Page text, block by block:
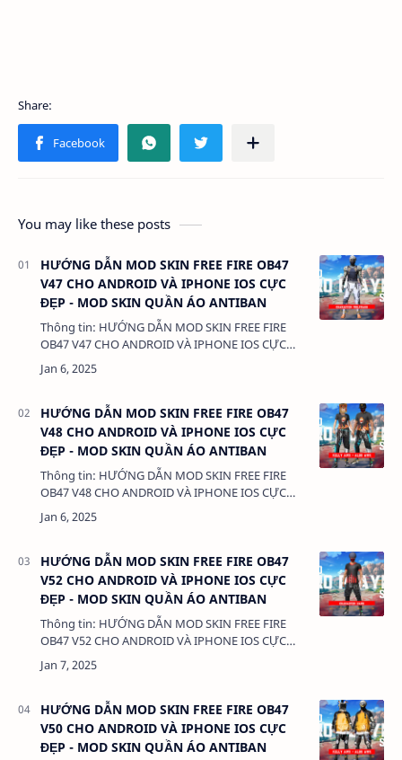
You may like these posts
HƯỚNG DẪN MOD SKIN FREE FIRE OB47
V47 CHO ANDROID VÀ IPHONE IOS CỰC
ĐẸP - MOD SKIN QUẦN ÁO ANTIBAN
Thông tin: HƯỚNG DẪN MOD SKIN FREE FIRE
OB47 V47 CHO ANDROID VÀ IPHONE IOS CỰC
ĐẸP - MOD SKIN QUẦN ÁO ANTIBAN Dung
lượng: 3MB Chức năng: - MOD SKIN QUẦN ÁO -
HƯỚNG DẪN MOD SKIN FREE FIRE OB47
V48 CHO ANDROID VÀ IPHONE IOS CỰC
ĐẸP - MOD SKIN QUẦN ÁO ANTIBAN
Thông tin: HƯỚNG DẪN MOD SKIN FREE FIRE
OB47 V48 CHO ANDROID VÀ IPHONE IOS CỰC
ĐẸP - MOD SKIN QUẦN ÁO ANTIBAN Dung
lượng: 3MB Chức năng: - MOD SKIN QUẦN ÁO -
HƯỚNG DẪN MOD SKIN FREE FIRE OB47
V52 CHO ANDROID VÀ IPHONE IOS CỰC
ĐẸP - MOD SKIN QUẦN ÁO ANTIBAN
Thông tin: HƯỚNG DẪN MOD SKIN FREE FIRE
OB47 V52 CHO ANDROID VÀ IPHONE IOS CỰC
ĐẸP - MOD SKIN QUẦN ÁO ANTIBAN Dung
lượng: 3MB Chức năng: - MOD SKIN QUẦN ÁO -
HƯỚNG DẪN MOD SKIN FREE FIRE OB47
V50 CHO ANDROID VÀ IPHONE IOS CỰC
ĐẸP - MOD SKIN QUẦN ÁO ANTIBAN